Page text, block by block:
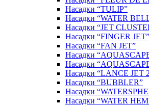
Насадки “TULIP”
Насадки “WATER
Насадки “JET
Насадки “FINGER JET”
Насадки “FAN JET”
Насадки
Насадки
Насадки “LANCE JET
Насадки “BUBBLER”
Насадки
Насадки “WATER